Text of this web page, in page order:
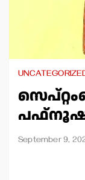
September 9,